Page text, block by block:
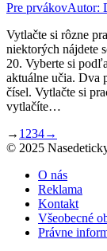
Pre prvákovAutor:
Vytlačte si rôzne
niektorých nájdete
20. Vyberte si
aktuálne učia. Dva
čísel. Vytlačte si
vytlačíte…
→ 1 234→
© 2025
O nás
Reklama
Kontakt
Všeobecné
Právne